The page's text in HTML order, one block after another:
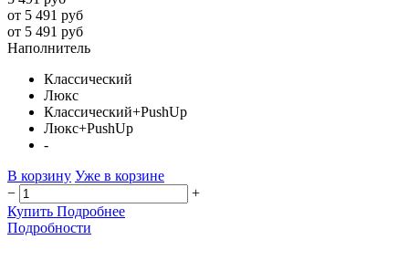
от 5 491 руб
от 5 491 руб
Наполнитель
Классический
Люкс
Классический+PushUp
Люкс+PushUp
-
В корзину Уже в корзине
−
+
Купить Подробнее
Подробности